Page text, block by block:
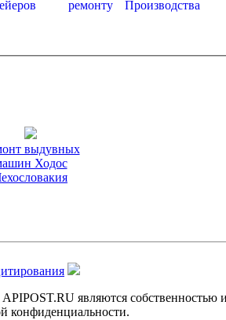
выдувных
Ходос
являются собственностью
конфиденциальности.